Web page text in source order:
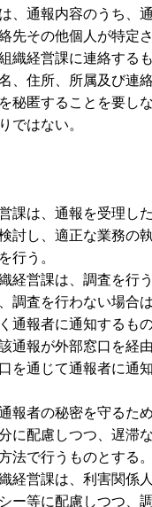
通報内容のうち、
先その他個人が特定
織経営課に連絡する
、住所、所属及び連
秘匿することを要し
ではない。
課は、通報を受理し
討し、適正な業務の
行う。
営課は、調査を行う
調査を行わない場合
通報者に通知するも
通報が外部窓口を経
を通じて通報者に通
者の秘密を守るた
に配慮しつつ、遅滞
法で行うものとする。
営課は、利害関係人
ー等に配慮しつつ、